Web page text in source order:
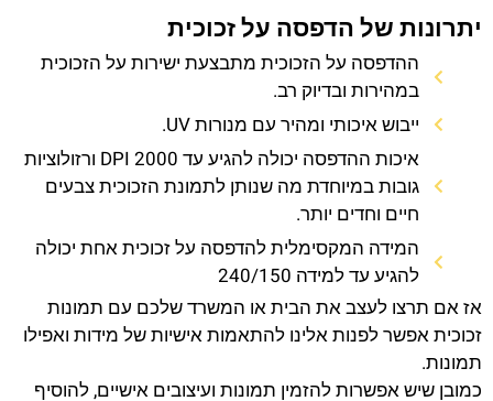
יתרונות של הדפסה על זכוכית
ההדפסה על הזכוכית מתבצעת ישירות על הזכוכית
במהירות ובדיוק רב.
ייבוש איכותי ומהיר עם מנורות UV.
איכות ההדפסה יכולה להגיע עד 2000 DPI ורזולוציות
גובות במיוחדת מה שנותן לתמונת הזכוכית צבעים
חיים וחדים יותר.
המידה המקסימלית להדפסה על זכוכית אחת יכולה
להגיע עד למידה 240/150
אז אם תרצו לעצב את הבית או המשרד שלכם עם תמונות
זכוכית אפשר לפנות אלינו להתאמות אישיות של מידות ואפילו
תמונות.
כמובן שיש אפשרות להזמין תמונות ועיצובים אישיים, להוסיף